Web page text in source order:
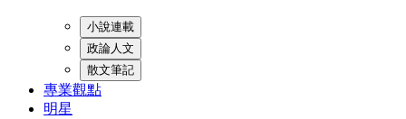
小說連載
政論人文
散文筆記
專業觀點
明星